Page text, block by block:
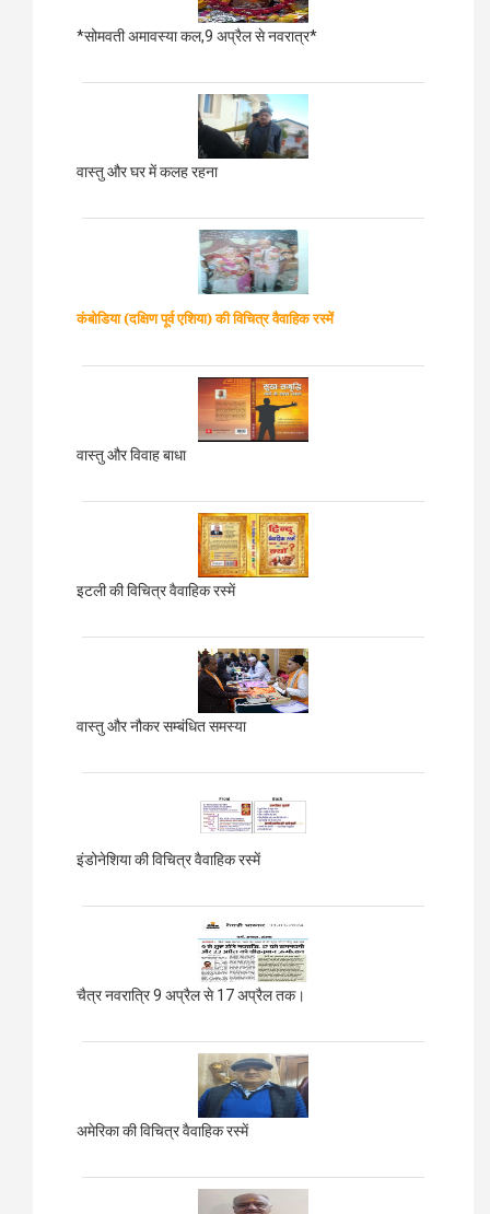
*सोमवती अमावस्या कल,9 अप्रैल से नवरात्र*
वास्तु और घर में कलह रहना
कंबोडिया (दक्षिण पूर्व एशिया) की विचित्र वैवाहिक रस्में
वास्तु और विवाह बाधा
इटली की विचित्र वैवाहिक रस्में
वास्तु और नौकर सम्बंधित समस्या
इंडोनेशिया की विचित्र वैवाहिक रस्में
चैत्र नवरात्रि 9 अप्रैल से 17 अप्रैल तक।
अमेरिका की विचित्र वैवाहिक रस्में